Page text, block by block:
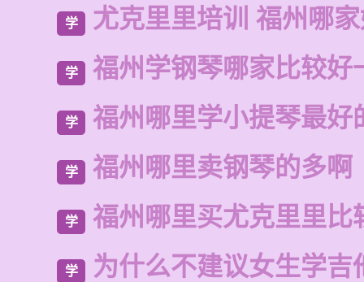
学 尤克里里培训 福州哪
学 福州学钢琴哪家比较好
学 福州哪里学小提琴最好
学 福州哪里卖钢琴的多啊
学 福州哪里买尤克里里比
学 为什么不建议女生学吉